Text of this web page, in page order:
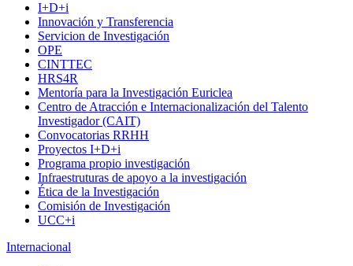
I+D+i
Innovación y Transferencia
Servicion de Investigación
OPE
CINTTEC
HRS4R
Mentoría para la Investigación Euriclea
Centro de Atracción e Internacionalización del Talento
Investigador (CAIT)
Convocatorias RRHH
Proyectos I+D+i
Programa propio investigación
Infraestruturas de apoyo a la investigación
Ética de la Investigación
Comisión de Investigación
UCC+i
Internacional